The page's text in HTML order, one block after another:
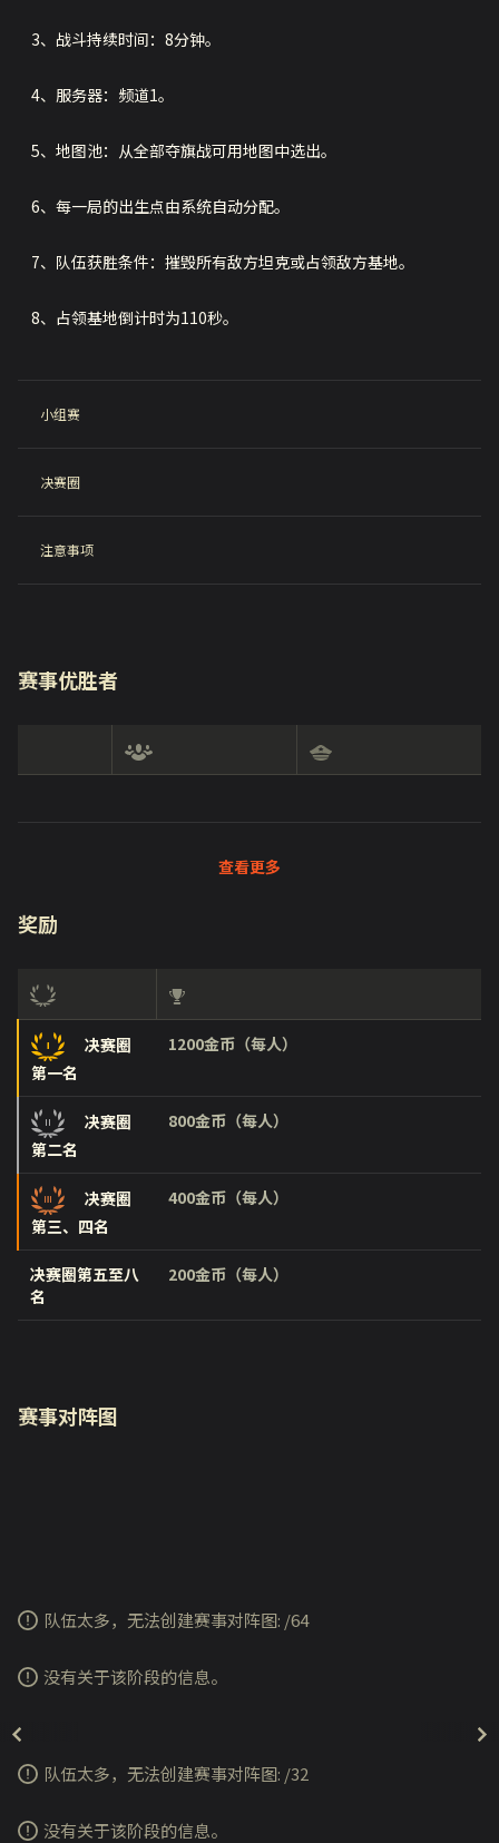
3、战斗持续时间：8分钟。
4、服务器：频道1。
5、地图池：从全部夺旗战可用地图中选出。
6、每一局的出生点由系统自动分配。
7、队伍获胜条件：摧毁所有敌方坦克或占领敌方基地。
8、占领基地倒计时为110秒。
小组赛
决赛圈
注意事项
赛事优胜者
查看更多
奖励
决赛圈
第一名
1200金币（每人）
决赛圈
第二名
800金币（每人）
决赛圈
第三、四名
400金币（每人）
决赛圈第五至八
名
200金币（每人）
赛事对阵图
队伍太多，无法创建赛事对阵图: /64
没有关于该阶段的信息。
队伍太多，无法创建赛事对阵图: /32
没有关于该阶段的信息。